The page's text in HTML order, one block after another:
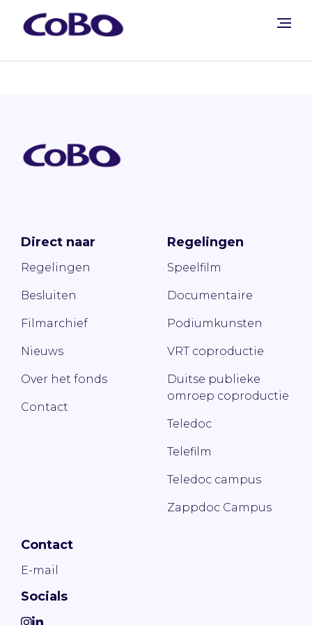
Direct naar
Regelingen
Besluiten
Filmarchief
Nieuws
Over het fonds
Contact
Regelingen
Speelfilm
Documentaire
Podiumkunsten
VRT coproductie
Duitse publieke
omroep coproductie
Teledoc
Telefilm
Teledoc campus
Zappdoc Campus
Contact
E-mail
Socials